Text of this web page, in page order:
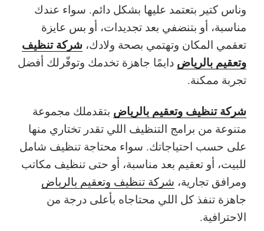
وناس كتير بتعتمد عليها بشكل دائم. سواء عندك
مناسبة، أو بتنضفي بعد تجديدات، أو بس عايزة
تعقمي المكان وتهتمي بصحة ولادك، شركة تنظيف
وتعقيم بالرياض دايمًا جاهزة تخدمك وتوفّرلك أفضل
تجربة ممكنة.
شركة تنظيف وتعقيم بالرياض بتقدملك مجموعة
متنوعة من برامج التنظيف اللي تقدر تختاري منها
على حسب احتياجاتك. سواء محتاجة تنظيف شامل
للبيت، أو تعقيم بعد مناسبة، أو حتى تنظيف مكاتب
ومرافق تجارية، شركة تنظيف وتعقيم بالرياض
جاهزة تنفذ كل اللي محتاجاه بأعلى درجة من
الاحترافية.